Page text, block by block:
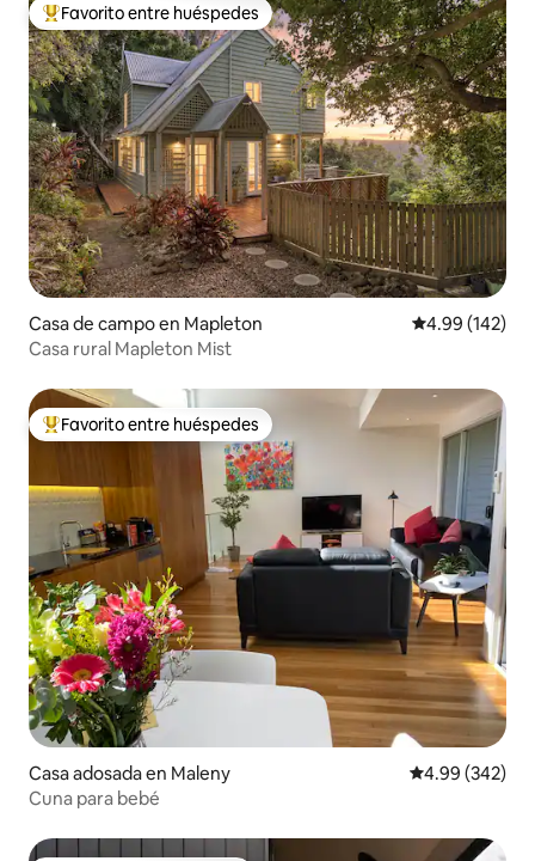
Favorito entre huéspedes preferido
Favorito entre huéspedes
Casa de campo en Mapleton Calificación
4.99 (142)
Casa rural Mapleton Mist
Favorito entre huéspedes preferido
Favorito entre huéspedes
Casa adosada en Maleny Calificación
4.99 (342)
Cuna para bebé